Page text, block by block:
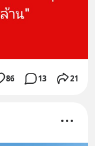
86 13 21